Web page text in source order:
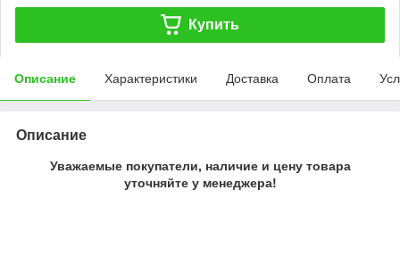
Купить
Описание Характеристики Доставка Оплата
Описание
Уважаемые покупатели, наличие и цену товара
уточняйте у менеджера!